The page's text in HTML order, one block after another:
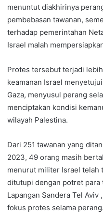
menuntut diakhirinya
pembebasan tawanan,
terhadap pemerintahan
Israel malah
Protes tersebut terjadi
keamanan Israel
Gaza, menyusul perang
menciptakan kondisi
wilayah Palestina.
Dari 251 tawanan yang
2023, 49 orang masih
menurut militer Israel telah
ditutupi dengan potret para
Lapangan Sandera Tel
fokus protes selama perang.